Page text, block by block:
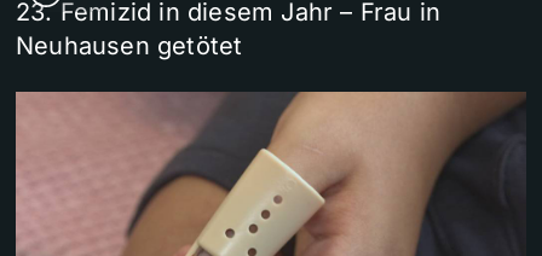
23. Femizid in diesem Jahr – Frau in
Neuhausen getötet